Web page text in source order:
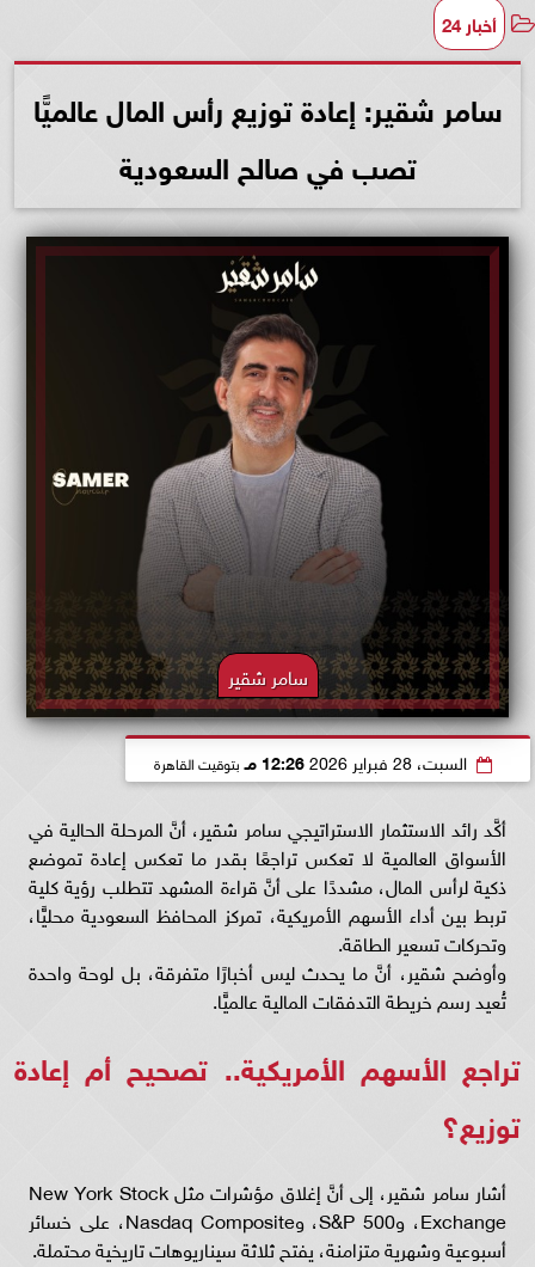
أخبار 24
سامر شقير: إعادة توزيع رأس المال عالميًّا
تصب في صالح السعودية
سامر شقير
السبت، 28 فبراير 2026 12:26 مـ بتوقيت القاهرة
أكَّد رائد الاستثمار الاستراتيجي سامر شقير، أنَّ المرحلة الحالية في
الأسواق العالمية لا تعكس تراجعًا بقدر ما تعكس إعادة تموضع
ذكية لرأس المال، مشددًا على أنَّ قراءة المشهد تتطلب رؤية كلية
تربط بين أداء الأسهم الأمريكية، تمركز المحافظ السعودية محليًّا،
وتحركات تسعير الطاقة.
وأوضح شقير، أنَّ ما يحدث ليس أخبارًا متفرقة، بل لوحة واحدة
تُعيد رسم خريطة التدفقات المالية عالميًّا.
تراجع الأسهم الأمريكية.. تصحيح أم إعادة
توزيع؟
أشار سامر شقير، إلى أنَّ إغلاق مؤشرات مثل New York Stock
Exchange، وS&P 500، وNasdaq Composite، على خسائر
أسبوعية وشهرية متزامنة، يفتح ثلاثة سيناريوهات تاريخية محتملة.